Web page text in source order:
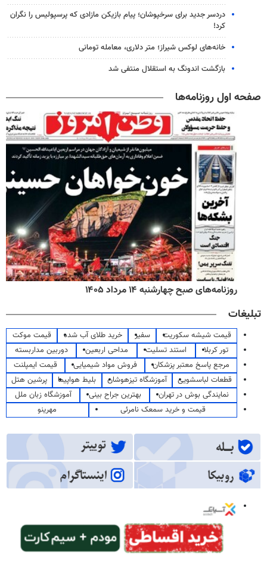
دردسر جدید برای سرخپوشان؛ پیام بازیکن مازادی که پرسپولیس را نگران
کرد!
خانه‌های لوکس شیراز؛ متر دلاری، معامله تومانی
بازگشت اندونگ به استقلال منتفی شد
صفحه اول روزنامه‌ها
روزنامه‌های صبح چهارشنبه ۱۴ مرداد ۱۴۰۵
تبلیغات
قیمت شیشه سکوریت سفیر خرید طلای آب شده
قیمت موکت
تور کربلا
استند تسلیت مداحی اربعین
دوربین مداربسته
مرجع پاسخ معتبر پزشکان
فروش مواد شیمیایی
قیمت ایمپلنت
قطعات لباسشویی
آموزشگاه تیزهوشان بلیط هواپیما
پرشین هتل
نمایندگی بوش در تهران
بهترین جراح بینی
آموزشگاه زبان ملل
قیمت و خرید سمعک نامرئی
مهرینو